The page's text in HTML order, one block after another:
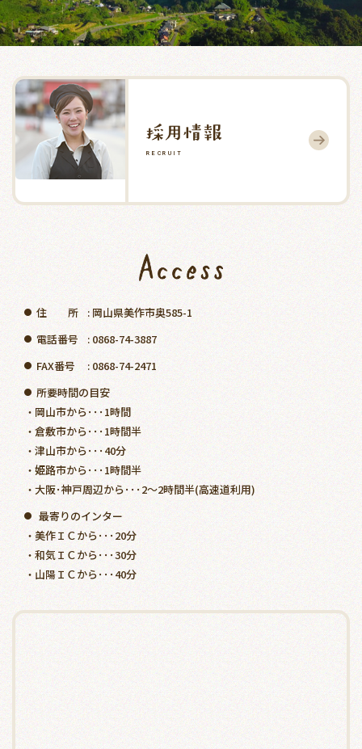
RECRUIT
● 住 所 : 岡山県美作市奥585-1
● 電話番号 : 0868-74-3887
● FAX番号 : 0868-74-2471
● 所要時間の目安
・ 岡山市から･･･1時間
・倉敷市から･･･1時間半
・ 津山市から･･･40分
・ 姫路市から･･･1時間半
・大阪･神戸周辺から･･･2～2時間半(高速道利用)
● 最寄りのインター
・ 美作ＩＣから･･･20分
・ 和気ＩＣから･･･30分
・ 山陽ＩＣから･･･40分